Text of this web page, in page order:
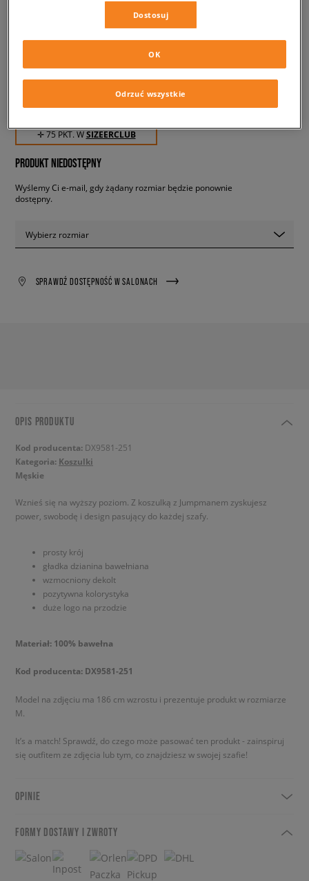
JORDAN T-SHIRT M J ESS SS
CREW 3
74,99 zł z VAT
✛ 75 PKT. WSIZEERCLUB
PRODUKT NIEDOSTĘPNY
Wyślemy Ci e-mail, gdy żądany rozmiar będzie ponownie
dostępny.
Wybierz rozmiar
SPRAWDŹ DOSTĘPNOŚĆ W SALONACH
OPIS PRODUKTU
Kod producenta: DX9581-251
Kategoria: Koszulki
Męskie
Wznieś się na wyższy poziom. Z koszulką z Jumpmanem zyskujesz
power, swobodę i design pasujący do każdej szafy.
prosty krój
gładka dzianina bawełniana
wzmocniony dekolt
pozytywna kolorystyka
duże logo na przodzie
Materiał: 100% bawełna
Kod producenta: DX9581-251
Model na zdjęciu ma 186 cm wzrostu i prezentuje produkt w rozmiarze
M.
It’s a match! Sprawdź, do czego może pasować ten produkt - zainspiruj
się outfitem ze zdjęcia lub tym, co znajdziesz w swojej szafie!
OPINIE
FORMY DOSTAWY I ZWROTY
Dostosuj
Odrzuć wszystkie
OK